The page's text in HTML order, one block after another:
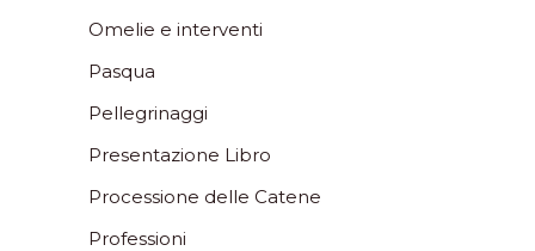
Omelie e interventi
Pasqua
Pellegrinaggi
Presentazione Libro
Processione delle Catene
Professioni